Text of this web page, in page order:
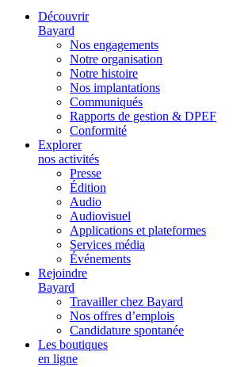
Découvrir
Bayard
Nos engagements
Notre organisation
Notre histoire
Nos implantations
Communiqués
Rapports de gestion & DPEF
Conformité
Explorer
nos activités
Presse
Édition
Audio
Audiovisuel
Applications et plateformes
Services média
Événements
Rejoindre
Bayard
Travailler chez Bayard
Nos offres d’emplois
Candidature spontanée
Les boutiques
en ligne